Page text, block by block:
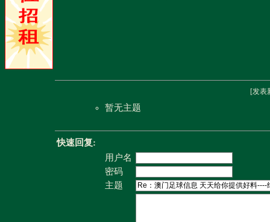
[发表
暂无主题
快速回复:
用户名
密码
主题